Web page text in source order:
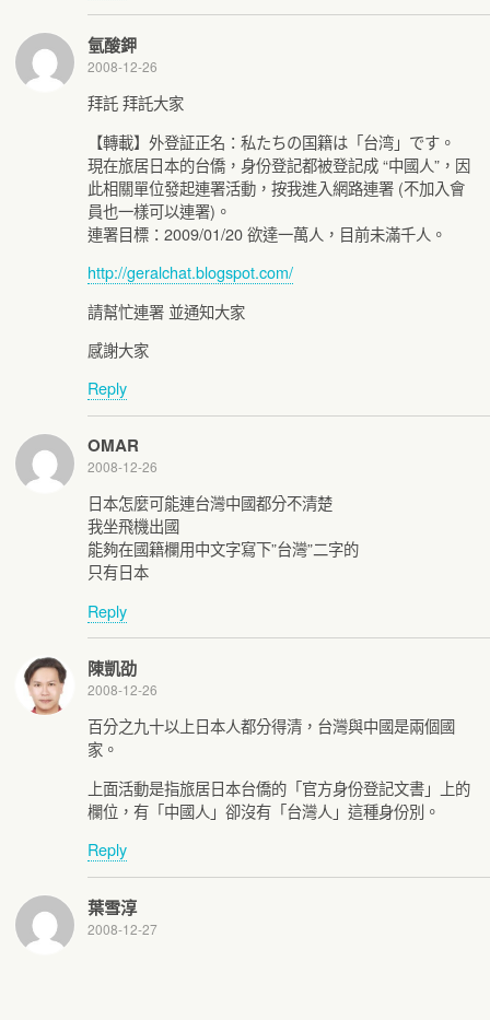
氫酸鉀
2008-12-26
拜託 拜託大家
【轉載】外登証正名：私たちの国籍は「台湾」です。
現在旅居日本的台僑，身份登記都被登記成 “中國人”，因
此相關單位發起連署活動，按我進入網路連署 (不加入會
員也一樣可以連署)。
連署目標：2009/01/20 欲達一萬人，目前未滿千人。
http://geralchat.blogspot.com/
請幫忙連署 並通知大家
感謝大家
Reply
OMAR
2008-12-26
日本怎麼可能連台灣中國都分不清楚
我坐飛機出國
能夠在國籍欄用中文字寫下”台灣”二字的
只有日本
Reply
陳凱劭
2008-12-26
百分之九十以上日本人都分得清，台灣與中國是兩個國
家。
上面活動是指旅居日本台僑的「官方身份登記文書」上的
欄位，有「中國人」卻沒有「台灣人」這種身份別。
Reply
葉雪淳
2008-12-27